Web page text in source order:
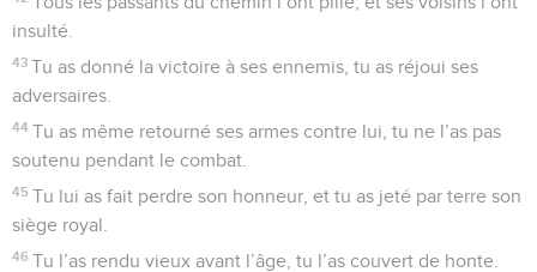
insulté.
43 Tu as donné la victoire à ses ennemis, tu as réjoui ses
adversaires.
44 Tu as même retourné ses armes contre lui, tu ne l’as pas
soutenu pendant le combat.
45 Tu lui as fait perdre son honneur, et tu as jeté par terre son
siège royal.
46 Tu l’as rendu vieux avant l’âge, tu l’as couvert de honte.